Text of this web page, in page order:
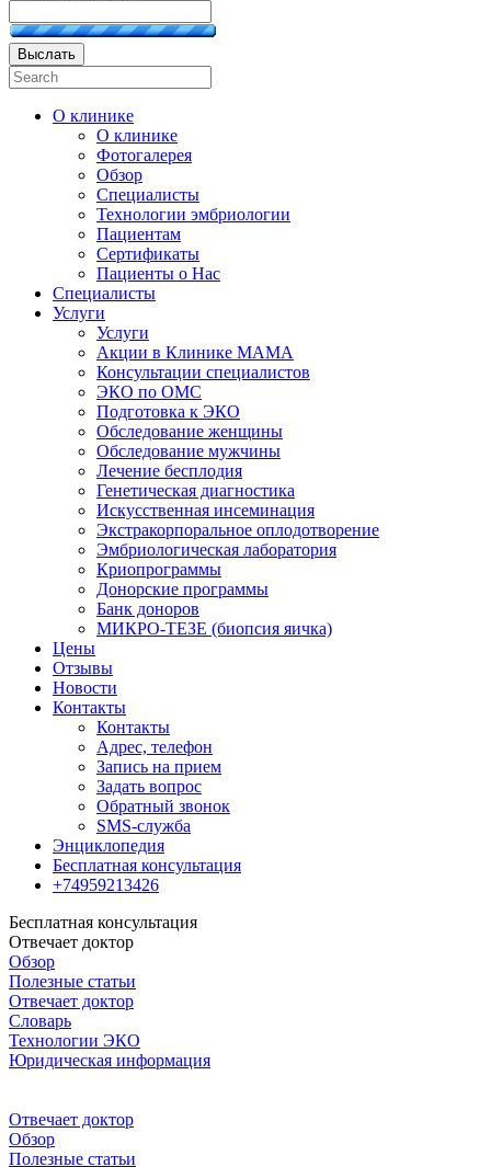
Выслать
О клинике
О клинике
Фотогалерея
Обзор
Специалисты
Технологии эмбриологии
Пациентам
Сертификаты
Пациенты о Нас
Специалисты
Услуги
Услуги
Акции в Клинике МАМА
Консультации специалистов
ЭКО по ОМС
Подготовка к ЭКО
Обследование женщины
Обследование мужчины
Лечение бесплодия
Генетическая диагностика
Искусственная инсеминация
Экстракорпоральное оплодотворение
Эмбриологическая лаборатория
Криопрограммы
Донорские программы
Банк доноров
МИКРО-ТЕЗЕ (биопсия яичка)
Цены
Отзывы
Новости
Контакты
Контакты
Адрес, телефон
Запись на прием
Задать вопрос
Обратный звонок
SMS-служба
Энциклопедия
Бесплатная консультация
+74959213426
Бесплатная консультация
Отвечает доктор
Обзор
Полезные статьи
Отвечает доктор
Словарь
Технологии ЭКО
Юридическая информация
Отвечает доктор
Обзор
Полезные статьи